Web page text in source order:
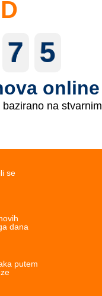
7 5
online
na stvarnim
se
dana
putem